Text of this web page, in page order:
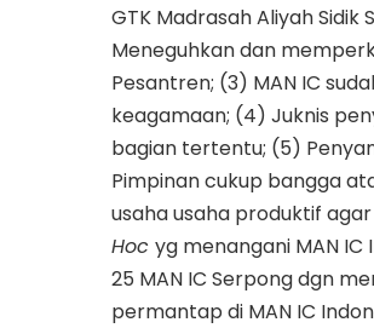
GTK Madrasah Aliyah
Meneguhkan dan
Pesantren; (3) MAN IC
keagamaan; (4) Juknis
bagian tertentu; (5)
Pimpinan cukup bangga
usaha usaha produktif
Hoc yg menangani MAN IC
25 MAN IC Serpong dgn
permantap di MAN IC